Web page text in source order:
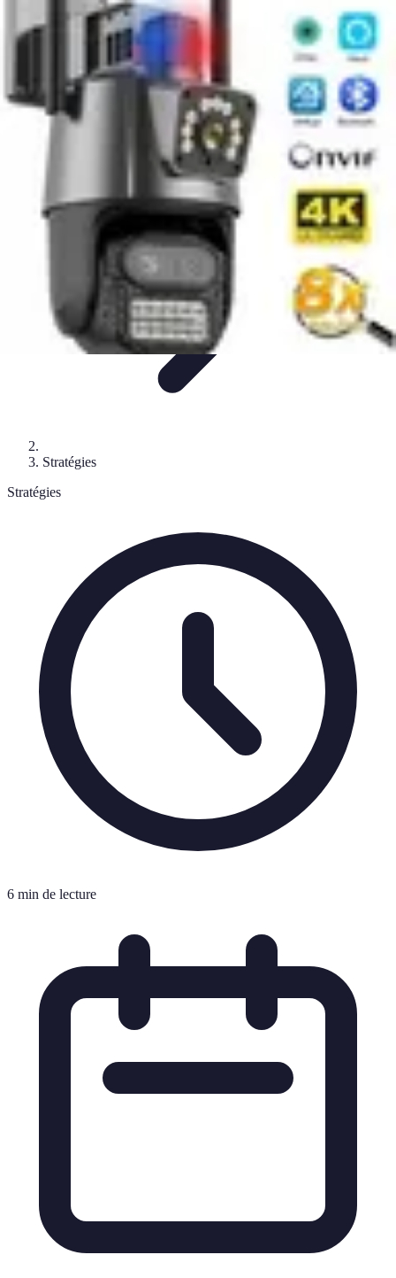
Training Pro
Méthodes de FormationConception de formation
Formation sur
mesure
Formation et Méthodologies Optimisation du Training
Training Pro
Stratégies
Stratégies
6 min de lecture